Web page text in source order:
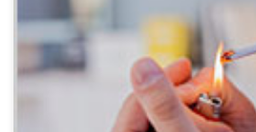
Palenie oraz waporyzowanie
wrażliwość badanych w kwestii
raport Drug and Alcohol
Columbia University Medical
oceniali skutki marihuany